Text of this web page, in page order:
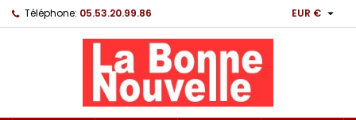
Téléphone: 05.53.20.99.86 EUR € 